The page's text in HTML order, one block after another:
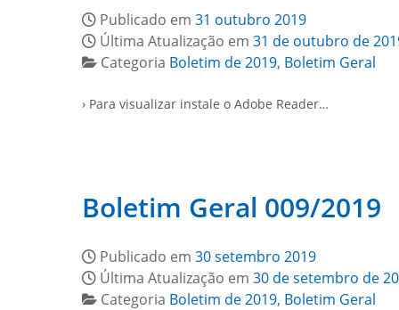
Publicado em 31 outubro 2019
Última Atualização em 31 de outubro de
Categoria Boletim de 2019, Boletim Geral
› Para visualizar instale o Adobe Reader…
Boletim Geral 009/2019
Publicado em 30 setembro 2019
Última Atualização em 30 de setembro de
Categoria Boletim de 2019, Boletim Geral